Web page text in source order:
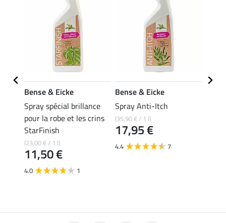
Bense & Eicke
Spray spécial brillance
pour la robe et les crins
StarFinish
(23,00 € / 1 l)
11,50 €
4.0 1
Bense & Eicke
Spray Anti-Itch
(35,90 € / 1 l)
17,95 €
4.4 7